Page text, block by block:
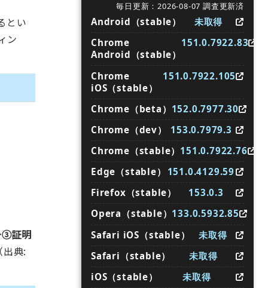
とい
ン
証明
典:
毎日更新：2026-08-07 調査更新済
Android（stable）
未取得
Chrome
Android（stable）
151.0.7922.83
Chrome
iOS（stable）
151.0.7922.105
Chrome（beta） 152.0.7977.30
Chrome（dev）
153.0.7979.3
Chrome（stable） 151.0.7922.76
Edge（stable）
151.0.4129.59
Firefox（stable）
153.0.3
Opera（stable） 133.0.5932.85
Safari iOS（stable）
未取得
Safari（stable）
未取得
iOS（stable）
未取得